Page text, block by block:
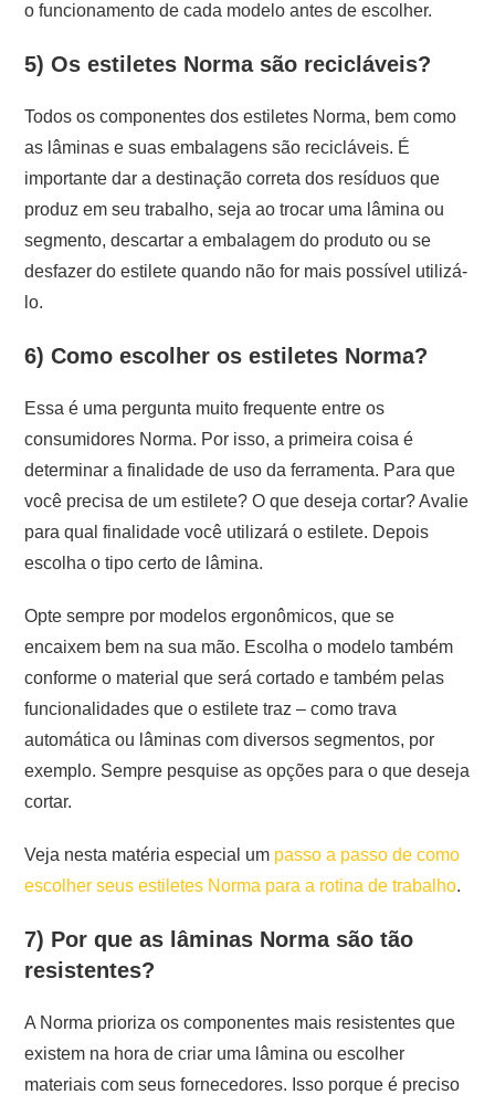
o funcionamento de cada modelo antes de escolher.
5) Os estiletes Norma são recicláveis?
Todos os componentes dos estiletes Norma, bem como
as lâminas e suas embalagens são recicláveis. É
importante dar a destinação correta dos resíduos que
produz em seu trabalho, seja ao trocar uma lâmina ou
segmento, descartar a embalagem do produto ou se
desfazer do estilete quando não for mais possível utilizá-
lo.
6) Como escolher os estiletes Norma?
Essa é uma pergunta muito frequente entre os
consumidores Norma. Por isso, a primeira coisa é
determinar a finalidade de uso da ferramenta. Para que
você precisa de um estilete? O que deseja cortar? Avalie
para qual finalidade você utilizará o estilete. Depois
escolha o tipo certo de lâmina.
Opte sempre por modelos ergonômicos, que se
encaixem bem na sua mão. Escolha o modelo também
conforme o material que será cortado e também pelas
funcionalidades que o estilete traz – como trava
automática ou lâminas com diversos segmentos, por
exemplo. Sempre pesquise as opções para o que deseja
cortar.
Veja nesta matéria especial um passo a passo de como
escolher seus estiletes Norma para a rotina de trabalho.
7) Por que as lâminas Norma são tão
resistentes?
A Norma prioriza os componentes mais resistentes que
existem na hora de criar uma lâmina ou escolher
materiais com seus fornecedores. Isso porque é preciso